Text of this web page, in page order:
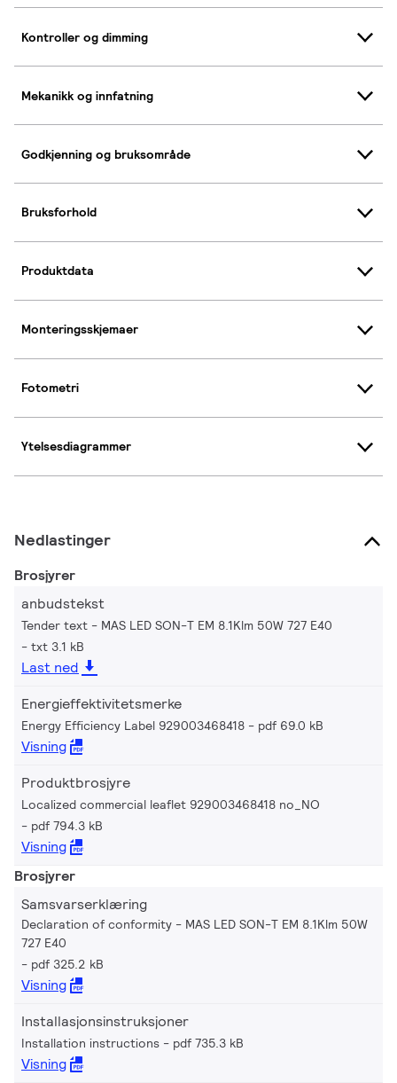
Kontroller og dimming
Mekanikk og innfatning
Godkjenning og bruksområde
Bruksforhold
Produktdata
Monteringsskjemaer
Fotometri
Ytelsesdiagrammer
Nedlastinger
Brosjyrer
anbudstekst
Tender text - MAS LED SON-T EM 8.1Klm 50W 727 E40
txt 3.1 kB
Last ned
Energieffektivitetsmerke
Energy Efficiency Label 929003468418 pdf 69.0 kB
Visning
Produktbrosjyre
Localized commercial leaflet 929003468418 no_NO
pdf 794.3 kB
Visning
Brosjyrer
Samsvarserklæring
Declaration of conformity - MAS LED SON-T EM 8.1Klm 50W
727 E40
pdf 325.2 kB
Visning
Installasjonsinstruksjoner
Installation instructions pdf 735.3 kB
Visning